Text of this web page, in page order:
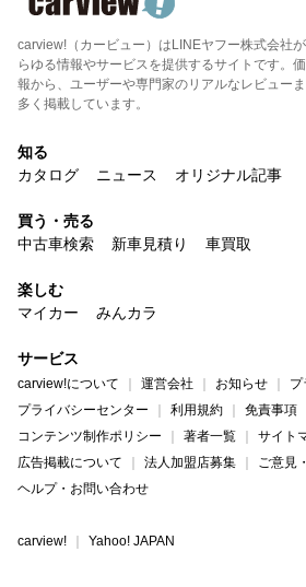
carview!（カービュー）はLINEヤフー株式会社
らゆる情報やサービスを提供するサイトです。
報から、ユーザーや専門家のリアルなレビュー
多く掲載しています。
知る
カタログ
ニュース オリジナル記事
買う・売る
中古車検索
新車見積り 車買取
楽しむ
マイカー
みんカラ
サービス
carview!について 運営会社 お知らせ
プ
プライバシーセンター
利用規約
免責事項
コンテンツ制作ポリシー
著者一覧
サイト
広告掲載について
法人加盟店募集
ご意見
ヘルプ・お問い合わせ
carview! Yahoo! JAPAN